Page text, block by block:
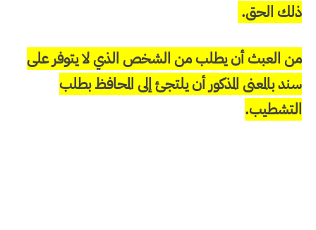
ذلك الحق.
من العبث أن يطلب من الشخص الذي لا يتوفر على
سند بالمعنى المذكور أن يلتجئ إلى المحافظ بطلب
التشطيب.